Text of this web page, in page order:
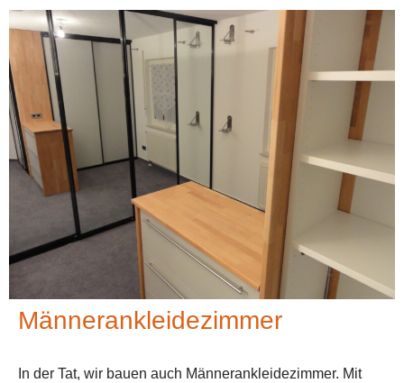
Männerankleidezimmer
In der Tat, wir bauen auch Männerankleidezimmer. Mit